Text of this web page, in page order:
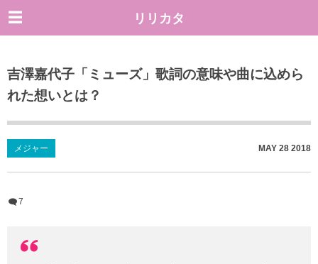
リリカタ
吉澤嘉代子「ミューズ」歌詞の意味や曲に込めら
れた想いとは？
メジャー MAY 28 2018
7